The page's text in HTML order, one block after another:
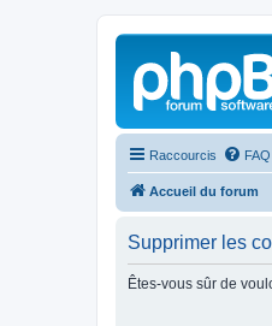
Raccourcis FAQ
Accueil du forum
Supprimer les
Êtes-vous sûr de